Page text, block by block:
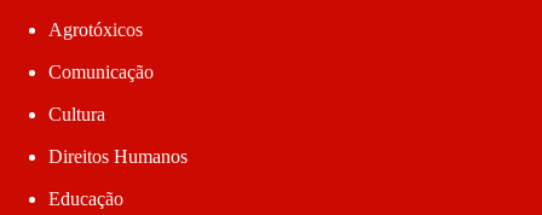
Agrotóxicos
Comunicação
Cultura
Direitos Humanos
Educação